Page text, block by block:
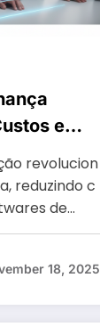
e
revolucion
reduzindo c
de…
18, 2025